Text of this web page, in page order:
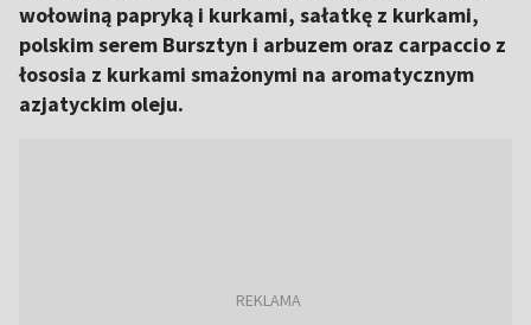
wołowiną papryką i kurkami, sałatkę z kurkami,
polskim serem Bursztyn i arbuzem oraz carpaccio z
łososia z kurkami smażonymi na aromatycznym
azjatyckim oleju.